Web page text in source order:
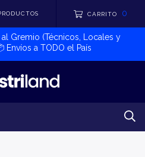
CARRITO 0
Gremio (Técnicos, Locales y
Envíos a TODO el País